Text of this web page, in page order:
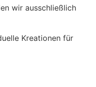
wir ausschließlich
Kreationen für